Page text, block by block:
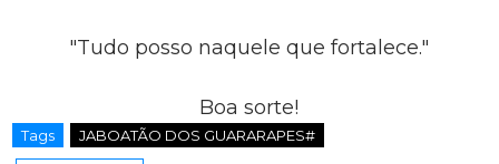
"Tudo posso naquele que fortalece."
Boa sorte!
Tags JABOATÃO DOS GUARARAPES#